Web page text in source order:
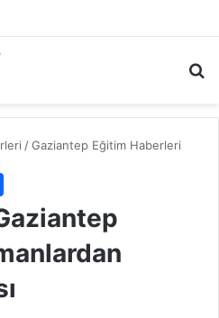
/Gaziantep Eğitim Haberleri